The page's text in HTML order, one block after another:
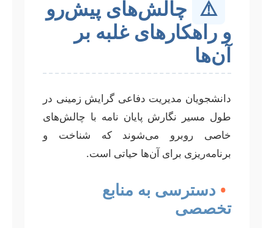
⚠️ چالش‌های پیش‌رو
و راهکارهای غلبه بر
آن‌ها
دانشجویان مدیریت دفاعی گرایش زمینی در
طول مسیر نگارش پایان نامه با چالش‌های
خاصی روبرو می‌شوند که شناخت و
برنامه‌ریزی برای آن‌ها حیاتی است.
• دسترسی به منابع
تخصصی